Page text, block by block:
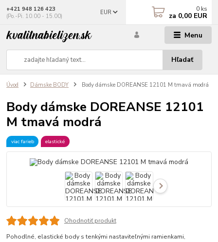
Menu
EUR
Hľadať
+421 948 126 423
(Po.-Pi. 10.00 - 15.00)
0 ks
za 0,00 EUR
Úvod Dámske BODY Body dámske DOREANSE 12101 M tmavá modrá
Body dámske DOREANSE 12101
M tmavá modrá
viac farieb elastické
Ohodnotiť produkt
Pohodlné, elastické body s tenkými nastaviteľnými ramienkami,